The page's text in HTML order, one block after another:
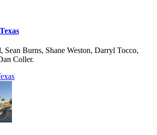
Burns, Shane Weston, Darryl Tocco,
Coller.